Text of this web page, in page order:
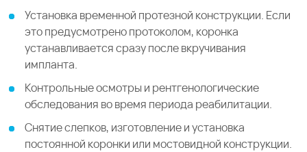
Установка временной протезной конструкции. Если
это предусмотрено протоколом, коронка
устанавливается сразу после вкручивания
импланта.
Контрольные осмотры и рентгенологические
обследования во время периода реабилитации.
Снятие слепков, изготовление и установка
постоянной коронки или мостовидной конструкции.